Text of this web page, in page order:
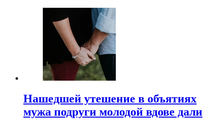
Нашедшей утешение в объятиях
мужа подруги молодой вдове дали